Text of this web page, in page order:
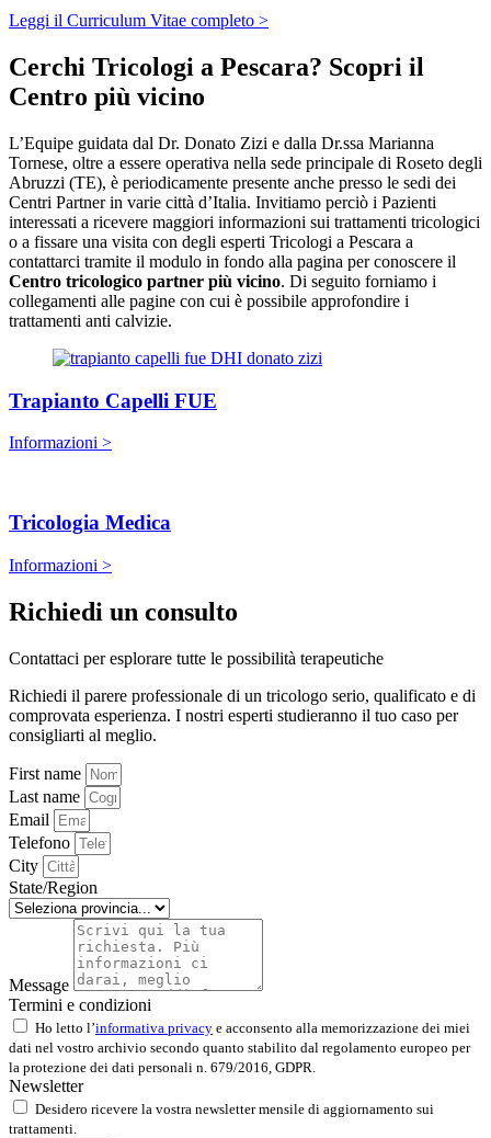
Leggi il Curriculum Vitae completo >
Cerchi Tricologi a Pescara? Scopri il
Centro più vicino
L’Equipe guidata dal Dr. Donato Zizi e dalla Dr.ssa Marianna
Tornese, oltre a essere operativa nella sede principale di Roseto degli
Abruzzi (TE), è periodicamente presente anche presso le sedi dei
Centri Partner in varie città d’Italia. Invitiamo perciò i Pazienti
interessati a ricevere maggiori informazioni sui trattamenti tricologici
o a fissare una visita con degli esperti Tricologi a Pescara a
contattarci tramite il modulo in fondo alla pagina per conoscere il
Centro tricologico partner più vicino. Di seguito forniamo i
collegamenti alle pagine con cui è possibile approfondire i
trattamenti anti calvizie.
Trapianto Capelli FUE
Informazioni >
Tricologia Medica
Informazioni >
Richiedi un consulto
Contattaci per esplorare tutte le possibilità terapeutiche
Richiedi il parere professionale di un tricologo serio, qualificato e di
comprovata esperienza. I nostri esperti studieranno il tuo caso per
consigliarti al meglio.
First name
Last name
Email
Telefono
City
State/Region
Message
Termini e condizioni
Ho letto l’informativa privacy e acconsento alla memorizzazione dei miei
dati nel vostro archivio secondo quanto stabilito dal regolamento europeo per
la protezione dei dati personali n. 679/2016, GDPR.
Newsletter
Desidero ricevere la vostra newsletter mensile di aggiornamento sui
trattamenti.